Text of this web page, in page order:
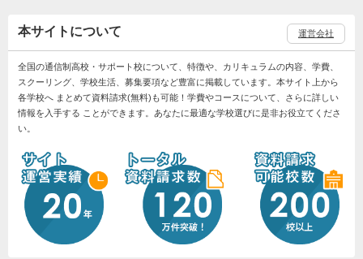
本サイトについて 運営会社
全国の通信制高校・サポート校について、特徴や、カリキュラムの内容、学費、
スクーリング、学校生活、募集要項など豊富に掲載しています。本サイト上から
各学校へ まとめて資料請求(無料)も可能！学費やコースについて、さらに詳しい
情報を入手する ことができます。あなたに最適な学校選びに是非お役立てくださ
い。